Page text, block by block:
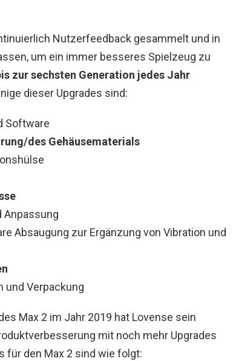
Nutzerfeedback gesammelt und in
um ein immer besseres Spielzeug zu
zur sechsten Generation jedes Jahr
dieser Upgrades sind:
Software
des Gehäusematerials
Anpassung
Absaugung zur Ergänzung von Vibration und
und Verpackung
Max 2 im Jahr 2019 hat Lovense sein
mit noch mehr Upgrades
für den Max 2 sind wie folgt: